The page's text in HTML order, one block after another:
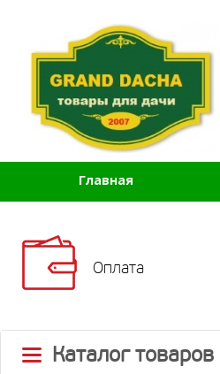
Главная
Оплата
Каталог товаров